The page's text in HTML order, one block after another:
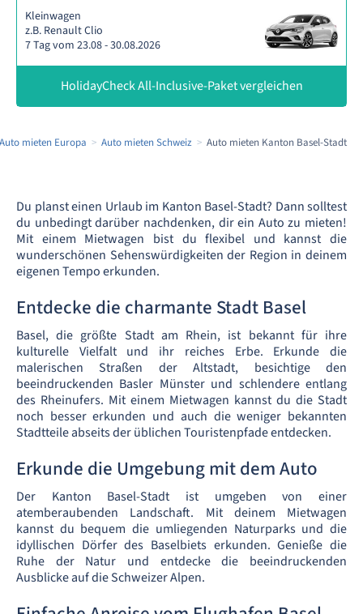
Kleinwagen
z.B. Renault Clio
7 Tag vom 23.08 - 30.08.2026
HolidayCheck All-Inclusive-Paket vergleichen
Auto mieten Europa Auto mieten Schweiz Auto mieten Kanton Basel-Stadt
Du planst einen Urlaub im Kanton Basel-Stadt? Dann solltest
du unbedingt darüber nachdenken, dir ein Auto zu mieten!
Mit einem Mietwagen bist du flexibel und kannst die
wunderschönen Sehenswürdigkeiten der Region in deinem
eigenen Tempo erkunden.
Entdecke die charmante Stadt Basel
Basel, die größte Stadt am Rhein, ist bekannt für ihre
kulturelle Vielfalt und ihr reiches Erbe. Erkunde die
malerischen Straßen der Altstadt, besichtige den
beeindruckenden Basler Münster und schlendere entlang
des Rheinufers. Mit einem Mietwagen kannst du die Stadt
noch besser erkunden und auch die weniger bekannten
Stadtteile abseits der üblichen Touristenpfade entdecken.
Erkunde die Umgebung mit dem Auto
Der Kanton Basel-Stadt ist umgeben von einer
atemberaubenden Landschaft. Mit deinem Mietwagen
kannst du bequem die umliegenden Naturparks und die
idyllischen Dörfer des Baselbiets erkunden. Genieße die
Ruhe der Natur und entdecke die beeindruckenden
Ausblicke auf die Schweizer Alpen.